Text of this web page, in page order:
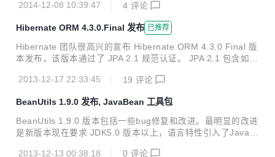
-sources.jar junit-4.12.jar r4.12.zip r4.12.tar.gz JUnit是一
个Java语言的单元测试框架。它由Kent Beck和Erich Gamma
建立，逐渐成为源于Kent Beck的sUnit的xUnit家族中为最成
功的一个。 JUnit有它自己的JUnit扩展生态圈。 多数Java的
开发环境都已经集成了JUnit作为单元测试...
2014-12-08 10:39:47 4 评论
Hibernate ORM 4.3.0.Final 发布 已推荐
Hibernate 团队很高兴的宣布 Hibernate ORM 4.3.0 Final 版
本发布，该版本通过了 JPA 2.1 规范认证。 JPA 2.1 包含如下
blog for details CriteriaUpdate and CriteriaDelete allow de
type-safe Criteria form. Entity listeners can now t...
2013-12-17 22:33:45 19 评论
BeanUtils 1.9.0 发布, JavaBean 工具包
BeanUtils 1.9.0 版本包括一些bug修复和改进。最明显的改进
是新版本现在要求 JDK5.0 版本以上，语言特性引入了Java 5
2013-12-13 00:38:18 0 评论